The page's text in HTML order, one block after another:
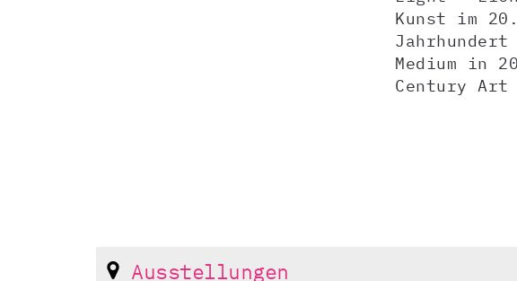
Kunst im
Medium in
Century Art
Ausstellungen